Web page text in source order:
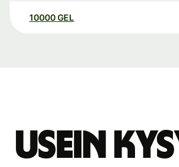
10000 GEL
Usein